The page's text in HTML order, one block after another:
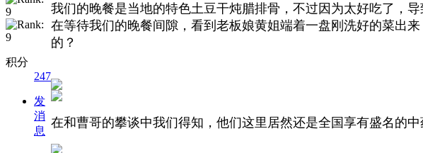
积分
247
发
消
息
我们的晚餐是当地的特色土豆干炖腊排骨，不过因为太好吃了，
在等待我们的晚餐间隙，看到老板娘黄姐端着一盘刚洗好的菜出
的？
在和曹哥的攀谈中我们得知，他们这里居然还是全国享有盛名的